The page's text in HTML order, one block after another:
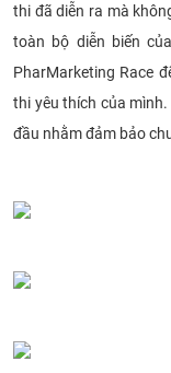
thi đã diễn ra mà
toàn bộ diễn biến
PharMarketing Race
thi yêu thích của
đầu nhằm đảm bảo